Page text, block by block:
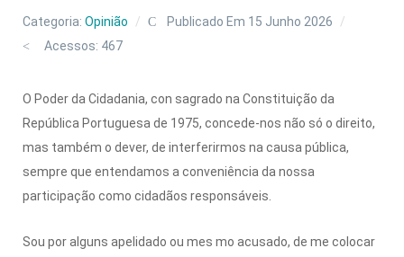
Categoria: Opinião
Publicado Em 15 Junho 2026
Acessos: 467
O Poder da Cidadania, con sagrado na Constituição da
República Portuguesa de 1975, concede-nos não só o direito,
mas também o dever, de interferirmos na causa pública,
sempre que entendamos a conveniência da nossa
participação como cidadãos responsáveis.
Sou por alguns apelidado ou mes mo acusado, de me colocar